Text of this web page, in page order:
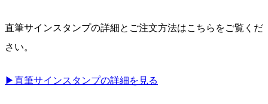
直筆サインスタンプの詳細とご注文方法はこちらをご覧くだ
さい。
▶直筆サインスタンプの詳細を見る